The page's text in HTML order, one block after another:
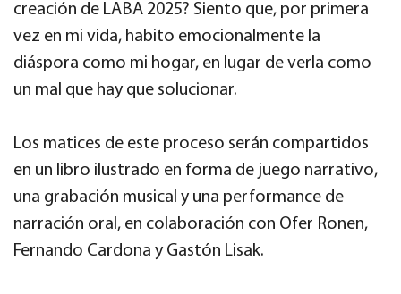
creación de LABA 2025? Siento que, por primera
vez en mi vida, habito emocionalmente la
diáspora como mi hogar, en lugar de verla como
un mal que hay que solucionar.
Los matices de este proceso serán compartidos
en un libro ilustrado en forma de juego narrativo,
una grabación musical y una performance de
narración oral, en colaboración con Ofer Ronen,
Fernando Cardona y Gastón Lisak.